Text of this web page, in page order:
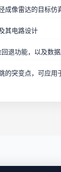
成像雷达的目标
其电路设计
退功能，以及数据
的突变点，可应用